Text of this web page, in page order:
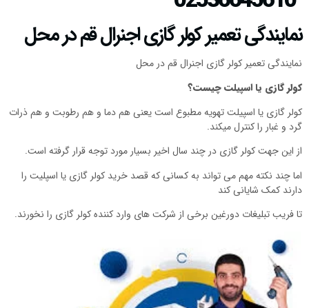
نمایندگی تعمیر کولر گازی اجنرال قم در محل
نمایندگی تعمیر کولر گازی اجنرال قم در محل
کولر گازی یا اسپیلت چیست؟
کولر گازی یا اسپیلت تهویه مطبوع است یعنی هم دما و هم رطوبت و هم ذرات
گرد و غبار را کنترل میکند.
از این جهت کولر گازی در چند سال اخیر بسیار مورد توجه قرار گرفته است.
اما چند نکته مهم می تواند به کسانی که قصد خرید کولر گازی یا اسپلیت را
دارند کمک شایانی کند
تا فریب تبلیغات دورغین برخی از شرکت های وارد کننده کولر گازی را نخورند.